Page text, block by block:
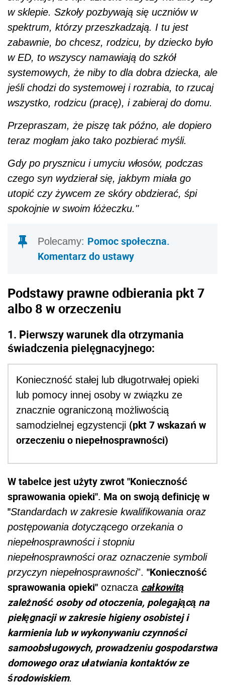
w sklepie. Szkoły pozbywają się uczniów w
spektrum, którzy przeszkadzają. I tu jest
zabawnie, bo chcesz, rodzicu, by dziecko było
w ED, to wszyscy namawiają do szkół
systemowych, że niby to dla dobra dziecka, ale
jeśli chodzi do systemowej i rozrabia, to rzucaj
wszystko, rodzicu (pracę), i zabieraj do domu.
Przepraszam, że piszę tak późno, ale dopiero
teraz mogłam jako tako pozbierać myśli.
Gdy po prysznicu i umyciu włosów, podczas
czego syn wydzierał się, jakbym miała go
utopić czy żywcem ze skóry obdzierać, śpi
spokojnie w swoim łóżeczku."
Polecamy: Pomoc społeczna.
Komentarz do ustawy
Podstawy prawne odbierania pkt 7
albo 8 w orzeczeniu
1. Pierwszy warunek dla otrzymania
świadczenia pielęgnacyjnego:
Konieczność stałej lub długotrwałej opieki
lub pomocy innej osoby w związku ze
znacznie ograniczoną możliwością
samodzielnej egzystencji (pkt 7 wskazań w
orzeczeniu o niepełnosprawności)
W tabelce jest użyty zwrot "Konieczność
sprawowania opieki". Ma on swoją definicję w
"Standardach w zakresie kwalifikowania oraz
postępowania dotyczącego orzekania o
niepełnosprawności i stopniu
niepełnosprawności oraz oznaczenie symboli
przyczyn niepełnosprawności". "Konieczność
sprawowania opieki" oznacza całkowitą
zależność osoby od otoczenia, polegającą na
pielęgnacji w zakresie higieny osobistej i
karmienia lub w wykonywaniu czynności
samoobsługowych, prowadzeniu gospodarstwa
domowego oraz ułatwiania kontaktów ze
środowiskiem.